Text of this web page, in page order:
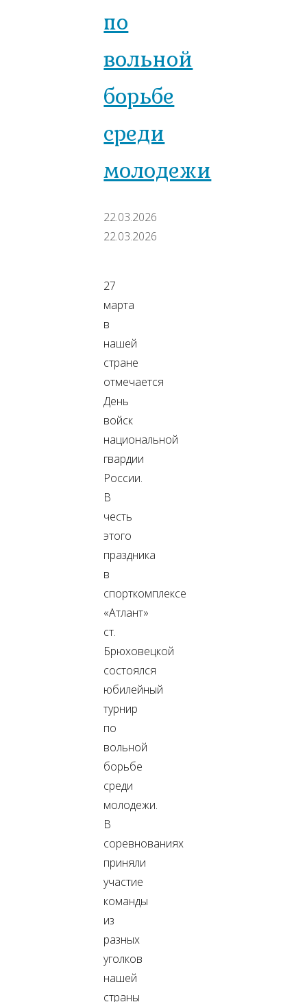
по
вольной
борьбе
среди
молодежи
22.03.2026
22.03.2026
27
марта
в
нашей
стране
отмечается
День
войск
национальной
гвардии
России.
В
честь
этого
праздника
в
спорткомплексе
«Атлант»
ст.
Брюховецкой
состоялся
юбилейный
турнир
по
вольной
борьбе
среди
молодежи.
В
соревнованиях
приняли
участие
команды
из
разных
уголков
нашей
страны